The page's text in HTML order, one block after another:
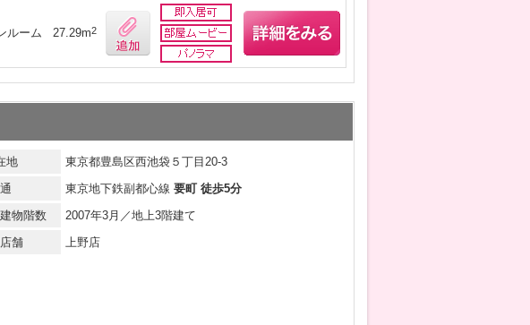
ルーム 27.29m2
地
東京都豊島区西池袋５丁目20-3
東京地下鉄副都心線 要町 徒歩5分
物階数
2007年3月／地上3階建て
舗
上野店